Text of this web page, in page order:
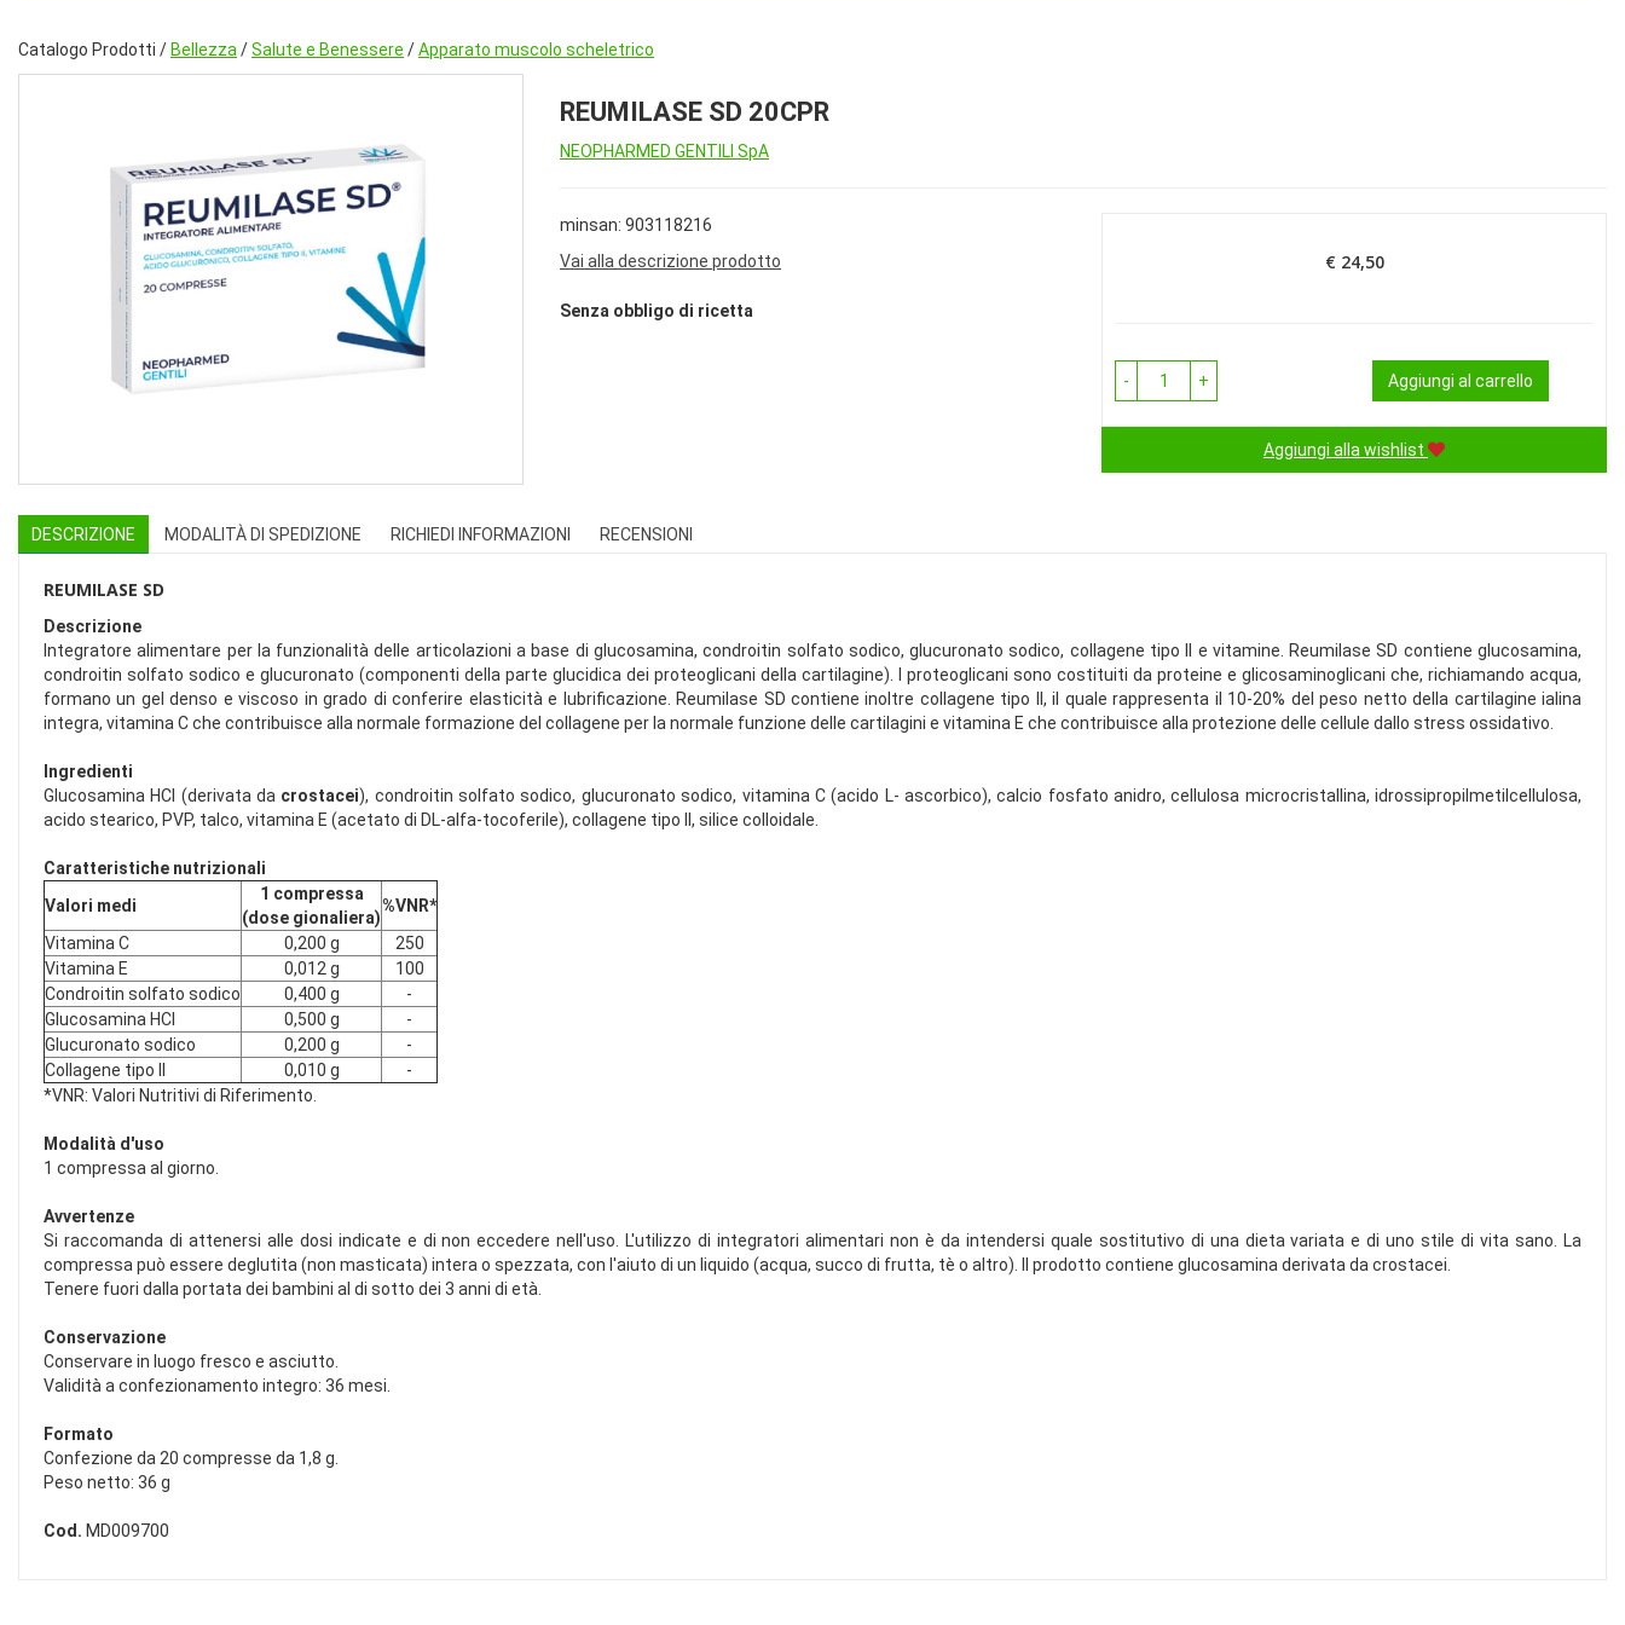
Catalogo Prodotti / Bellezza /Salute e Benessere /Apparato muscolo scheletrico
REUMILASE SD 20CPR
NEOPHARMED GENTILI SpA
minsan: 903118216
Vai alla descrizione prodotto
Senza obbligo di ricetta
Prezzo
€ 24,50
- + Aggiungi al carrello
Aggiungi alla wishlist
DESCRIZIONE MODALITÀ DI SPEDIZIONE RICHIEDI INFORMAZIONI RECENSIONI
REUMILASE SD
Descrizione
Integratore alimentare per la funzionalità delle articolazioni a base di glucosamina, condroitin solfato sodico, glucuronato sodico, collagene tipo II e vitamine. Reumilase SD contiene glucosamina,
condroitin solfato sodico e glucuronato (componenti della parte glucidica dei proteoglicani della cartilagine). I proteoglicani sono costituiti da proteine e glicosaminoglicani che, richiamando acqua,
formano un gel denso e viscoso in grado di conferire elasticità e lubrificazione. Reumilase SD contiene inoltre collagene tipo II, il quale rappresenta il 10-20% del peso netto della cartilagine ialina
integra, vitamina C che contribuisce alla normale formazione del collagene per la normale funzione delle cartilagini e vitamina E che contribuisce alla protezione delle cellule dallo stress ossidativo.
Ingredienti
Glucosamina HCl (derivata da crostacei), condroitin solfato sodico, glucuronato sodico, vitamina C (acido L- ascorbico), calcio fosfato anidro, cellulosa microcristallina, idrossipropilmetilcellulosa,
acido stearico, PVP, talco, vitamina E (acetato di DL-alfa-tocoferile), collagene tipo II, silice colloidale.
Caratteristiche nutrizionali
Valori medi
1 compressa
(dose gionaliera)
%VNR*
Vitamina C
0,200 g
250
Vitamina E
0,012 g
100
Condroitin solfato sodico
0,400 g
-
Glucosamina HCl
0,500 g
-
Glucuronato sodico
0,200 g
-
Collagene tipo II
0,010 g
-
*VNR: Valori Nutritivi di Riferimento.
Modalità d'uso
1 compressa al giorno.
Avvertenze
Si raccomanda di attenersi alle dosi indicate e di non eccedere nell'uso. L'utilizzo di integratori alimentari non è da intendersi quale sostitutivo di una dieta variata e di uno stile di vita sano. La
compressa può essere deglutita (non masticata) intera o spezzata, con l'aiuto di un liquido (acqua, succo di frutta, tè o altro). Il prodotto contiene glucosamina derivata da crostacei.
Tenere fuori dalla portata dei bambini al di sotto dei 3 anni di età.
Conservazione
Conservare in luogo fresco e asciutto.
Validità a confezionamento integro: 36 mesi.
Formato
Confezione da 20 compresse da 1,8 g.
Peso netto: 36 g
Cod. MD009700